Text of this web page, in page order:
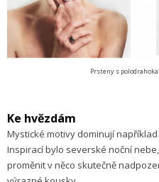
Prsteny s
Ke hvězdám
Mystické motivy dominují
Inspirací bylo severské noční
proměnit v něco skutečně